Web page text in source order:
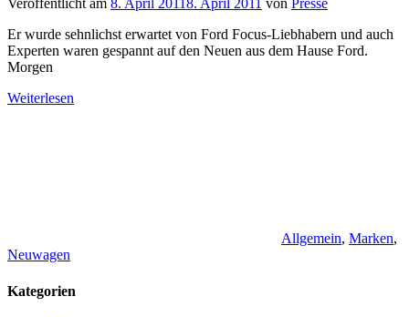
Veröffentlicht am 8. April 20118. April 2011 von Presse
Er wurde sehnlichst erwartet von Ford Focus-Liebhabern und auch
Experten waren gespannt auf den Neuen aus dem Hause Ford.
Morgen
Weiterlesen
Allgemein, Marken,
Neuwagen
Kategorien